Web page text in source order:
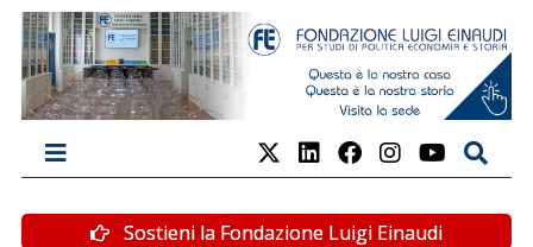
Sostieni la Fondazione Luigi Einaudi